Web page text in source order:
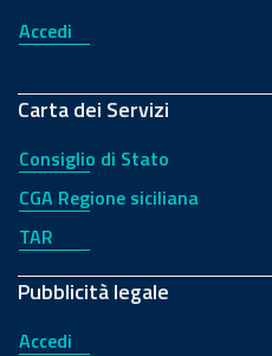
Accedi
Carta dei Servizi
Consiglio di Stato
CGA Regione siciliana
TAR
Pubblicità legale
Accedi